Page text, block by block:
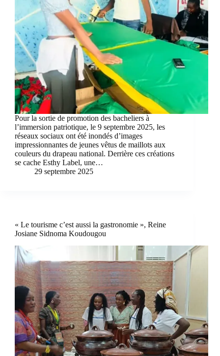
Pour la sortie de promotion des bacheliers à
l’immersion patriotique, le 9 septembre 2025, les
réseaux sociaux ont été inondés d’images
impressionnantes de jeunes vêtus de maillots aux
couleurs du drapeau national. Derrière ces créations
se cache Esthy Label, une…
29 septembre 2025
« Le tourisme c’est aussi la gastronomie », Reine
Josiane Sidnoma Koudougou